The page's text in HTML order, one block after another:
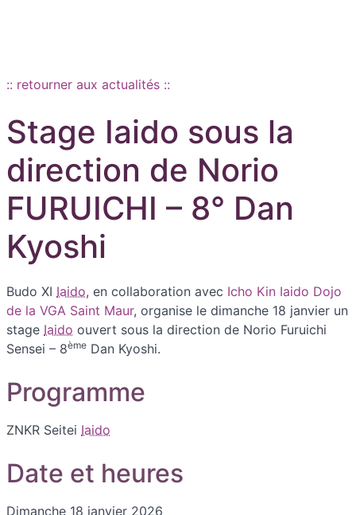
:: retourner aux actualités ::
Stage Iaido sous la
direction de Norio
FURUICHI – 8° Dan
Kyoshi
Budo XI Iaido, en collaboration avec Icho Kin Iaido Dojo
de la VGA Saint Maur, organise le dimanche 18 janvier un
stage Iaido ouvert sous la direction de Norio Furuichi
Sensei – 8ème Dan Kyoshi.
Programme
ZNKR Seitei Iaido
Date et heures
Dimanche 18 janvier 2026